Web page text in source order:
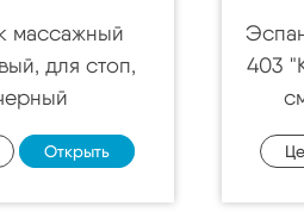
массажный
для стоп,
Открыть
403